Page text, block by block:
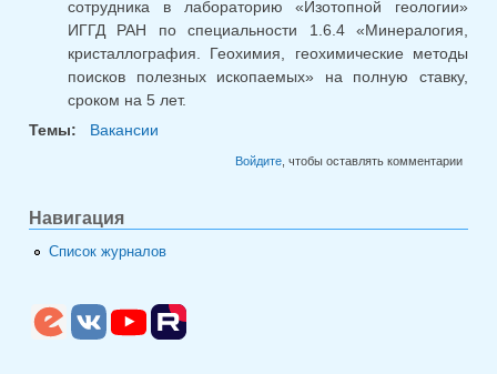
сотрудника в лабораторию «Изотопной геологии»
ИГГД РАН по специальности 1.6.4 «Минералогия,
кристаллография. Геохимия, геохимические методы
поисков полезных ископаемых» на полную ставку,
сроком на 5 лет.
Темы:
Вакансии
Войдите, чтобы оставлять комментарии
Навигация
Список журналов